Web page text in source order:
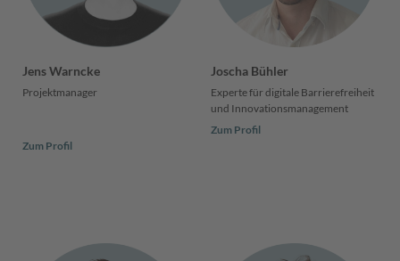
Jens Warncke
Projektmanager
Zum Profil
Joscha Bühler
Experte für digitale Barrierefreiheit
und Innovationsmanagement
Zum Profil